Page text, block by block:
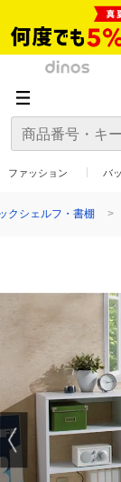
ファッション バ
クシェルフ・書棚